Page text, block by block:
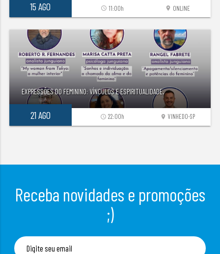
15 AGO location_on ONLINE
access_time 11:00h
EXPRESSÕES DO FEMININO: VÍNCULOS E ESPIRITUALIDADE.
21 AGO location_on VINHEDO-SP
access_time 22:00h
Receba novidades e promoções
;)